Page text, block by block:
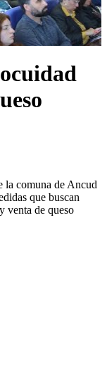
la comuna de Ancud
que buscan
venta de queso